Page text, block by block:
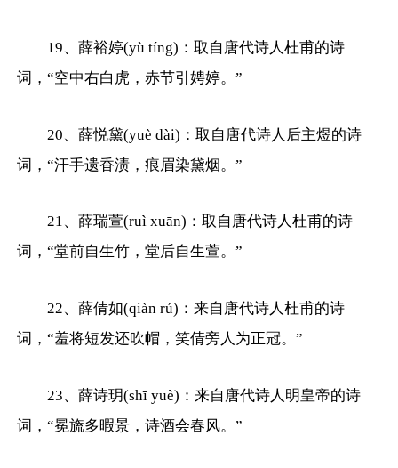
19、薛裕婷(yù tíng)：取自唐代诗人杜甫的诗
词，“空中右白虎，赤节引娉婷。”
20、薛悦黛(yuè dài)：取自唐代诗人后主煜的诗
词，“汗手遗香渍，痕眉染黛烟。”
21、薛瑞萱(ruì xuān)：取自唐代诗人杜甫的诗
词，“堂前自生竹，堂后自生萱。”
22、薛倩如(qiàn rú)：来自唐代诗人杜甫的诗
词，“羞将短发还吹帽，笑倩旁人为正冠。”
23、薛诗玥(shī yuè)：来自唐代诗人明皇帝的诗
词，“冕旒多暇景，诗酒会春风。”